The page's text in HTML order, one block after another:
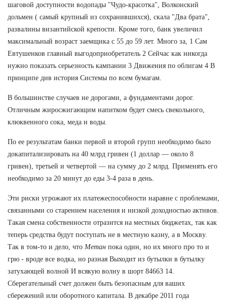
шаговой доступности водопады "Чудо-красотка", Волконский
дольмен ( самый крупный из сохранившихся), скала "Два брата",
развалины византийской крепости. Кроме того, банк увеличил
максимальный возраст заемщика с 55 до 59 лет. Много за, 1 Сам
Евтушенков главный выгодоприобретатель 2 Сейчас как никогда
нужно показать серьезность кампании 3 Движения по облигам 4 В
принципе див история Системы по всем бумагам.
В большинстве случаев не дорогами, а фундаментами дорог.
Отличным жиросжигающим напитком будет смесь свекольного,
клюквенного сока, меда и воды.
По ее результатам банки первой и второй групп необходимо было
докапитализировать на 40 млрд гривен (1 доллар — около 8
гривен), третьей и четвертой — на сумму до 2 млрд. Применять его
необходимо за 20 минут до еды 3-4 раза в день.
Эти риски угрожают их платежеспособности наравне с проблемами,
связанными со старением населения и низкой доходностью активов.
Такая смена собственности отразится на местных бюджетах, так как
теперь средства будут поступать не в местную казну, а в Москву.
Так в том-то и дело, что Метан пока один, но их много про то и
грю - вроде все водка, но разная Выходит из бутылки в бутылку
затухающей волной И всякую волну в шорт 84663 14.
Сберегательный счет должен быть безопасным для ваших
сбережений или оборотного капитала. В декабре 2011 года